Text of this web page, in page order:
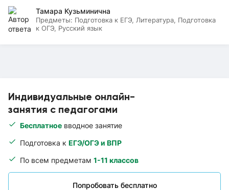
Индивидуальные онлайн-
занятия с педагогами
Бесплатное вводное занятие
Подготовка к ЕГЭ/ОГЭ и ВПР
По всем предметам 1-11 классов
Попробовать бесплатно
Тамара Кузьминична
Предметы: Подготовка к ЕГЭ, Литература, Подготовка
к ОГЭ, Русский язык